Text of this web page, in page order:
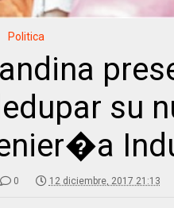
Politica
su
0 12 diciembre, 2017 21:13